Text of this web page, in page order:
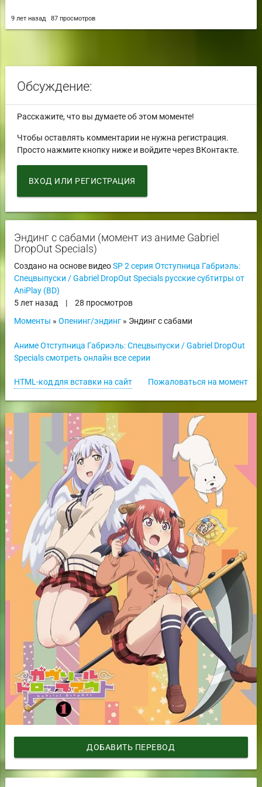
9 лет назад 87 просмотров
Обсуждение:
Расскажите, что вы думаете об этом моменте!
Чтобы оставлять комментарии не нужна регистрация.
Просто нажмите кнопку ниже и войдите через ВКонтакте.
ВХОД ИЛИ РЕГИСТРАЦИЯ
Эндинг с сабами (момент из аниме Gabriel
DropOut Specials)
Создано на основе видеоSP 2 серия Отступница Габриэль:
Спецвыпуски / Gabriel DropOut Specials русские субтитры от
AniPlay (BD)
5 лет назад
|
28 просмотров
Моменты » Опенинг/эндинг» Эндинг с сабами
Аниме Отступница Габриэль: Спецвыпуски / Gabriel DropOut
Specials смотреть онлайн все серии
Пожаловаться на момент
HTML-код для вставки на сайт
ДОБАВИТЬ ПЕРЕВОД